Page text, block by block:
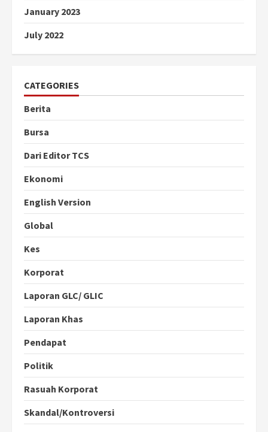
January 2023
July 2022
CATEGORIES
Berita
Bursa
Dari Editor TCS
Ekonomi
English Version
Global
Kes
Korporat
Laporan GLC/ GLIC
Laporan Khas
Pendapat
Politik
Rasuah Korporat
Skandal/Kontroversi